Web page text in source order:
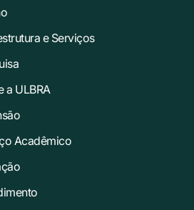
e Serviços
a ULBRA
Acadêmico